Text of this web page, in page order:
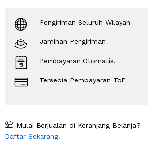
Pengiriman Seluruh Wilayah
Jaminan Pengiriman
Pembayaran Otomatis.
Tersedia Pembayaran ToP
Mulai Berjualan di Keranjang Belanja?
Daftar Sekarang!